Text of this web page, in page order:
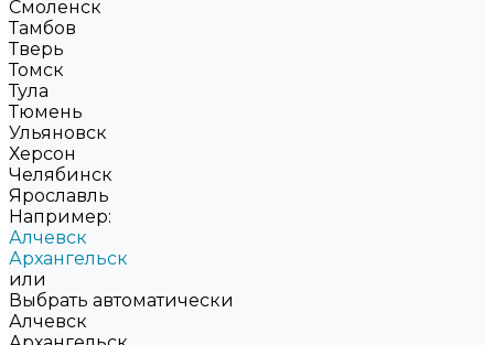
Смоленск
Тамбов
Тверь
Томск
Тула
Тюмень
Ульяновск
Херсон
Челябинск
Ярославль
Например:
Алчевск
Архангельск
или
Выбрать автоматически
Алчевск